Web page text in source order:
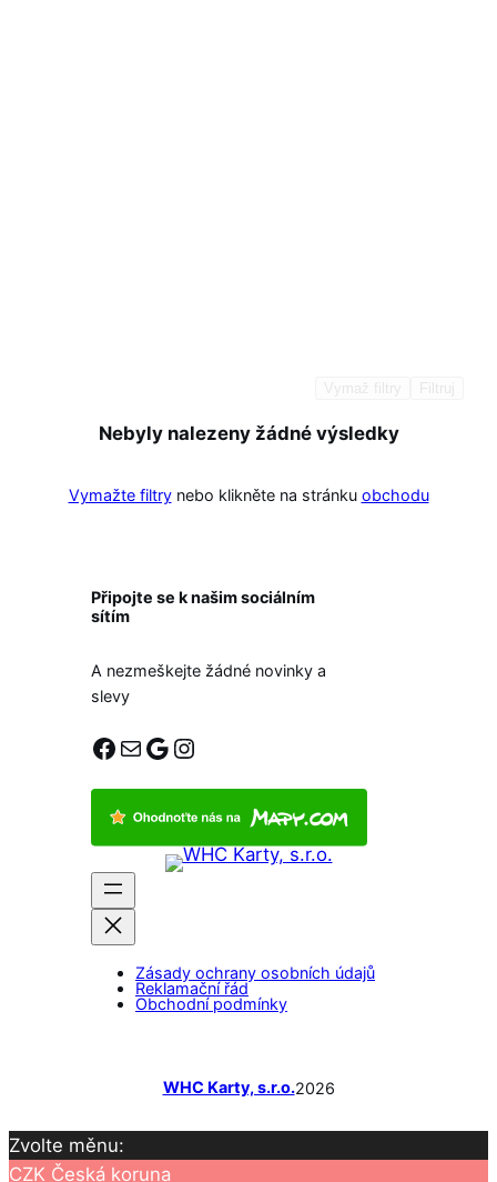
Nebyly nalezeny žádné výsledky
Vymažte filtrynebo klikněte na stránku obchodu
Připojte se k našim sociálním
sítím
A nezmeškejte žádné novinky a
slevy
Facebook E-mail Google Instagram
Zásady ochrany osobních údajů
Reklamační řád
Obchodní podmínky
WHC Karty, s.r.o.2026
Zvolte měnu:
CZK Česká koruna